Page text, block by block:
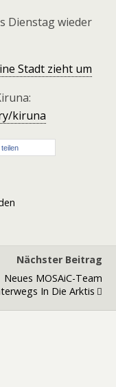
Dienstag wieder
Stadt zieht um
kiruna
teilen
Nächster Beitrag
Neues MOSAiC-Team
In Die Arktis